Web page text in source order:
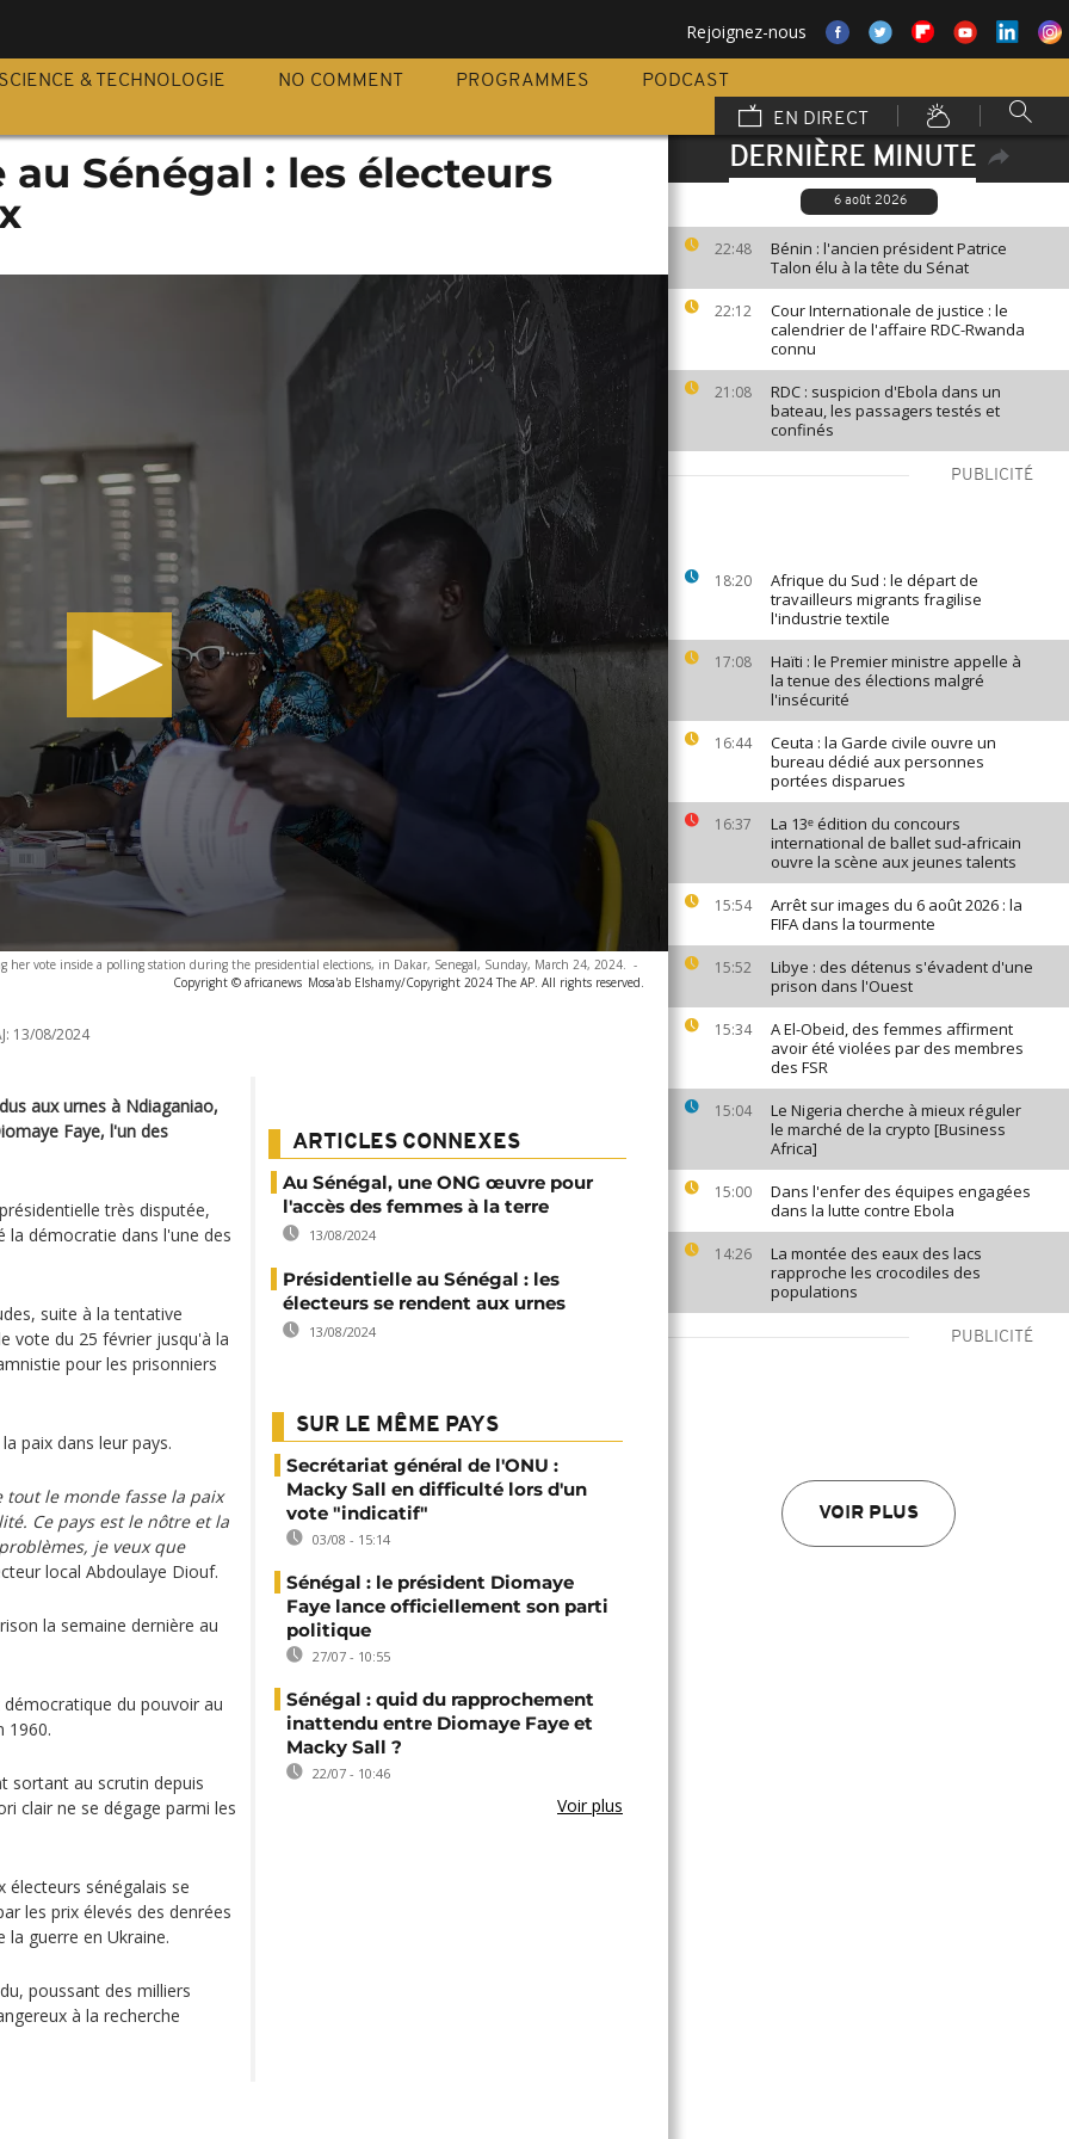
Rejoignez-nous
SCIENCE & TECHNOLOGIE NO COMMENT PROGRAMMES
PODCAST
EN DIRECT
DERNIÈRE MINUTE
6 août 2026
22:48
Bénin : l'ancien président Patrice
Talon élu à la tête du Sénat
22:12
Cour Internationale de justice : le
calendrier de l'affaire RDC-Rwanda
connu
21:08
RDC : suspicion d'Ebola dans un
bateau, les passagers testés et
confinés
PUBLICITÉ
18:20
Afrique du Sud : le départ de
travailleurs migrants fragilise
l'industrie textile
17:08
Haïti : le Premier ministre appelle à
la tenue des élections malgré
l'insécurité
16:44
Ceuta : la Garde civile ouvre un
bureau dédié aux personnes
portées disparues
16:37
La 13ᵉ édition du concours
international de ballet sud-africain
ouvre la scène aux jeunes talents
15:54
Arrêt sur images du 6 août 2026 : la
FIFA dans la tourmente
15:52
Libye : des détenus s'évadent d'une
prison dans l'Ouest
15:34
A El-Obeid, des femmes affirment
avoir été violées par des membres
des FSR
15:04
Le Nigeria cherche à mieux réguler
le marché de la crypto [Business
Africa]
15:00
Dans l'enfer des équipes engagées
dans la lutte contre Ebola
14:26
La montée des eaux des lacs
rapproche les crocodiles des
populations
PUBLICITÉ
VOIR PLUS
Sénégal : les électeurs
her vote inside a polling station during the presidential elections, in Dakar, Senegal, Sunday, March 24, 2024. -
Copyright © africanews Mosa'ab Elshamy/Copyright 2024 The AP. All rights reserved.
13/08/2024
aux urnes à Ndiaganiao,
Faye, l'un des
très disputée,
démocratie dans l'une des
suite à la tentative
vote du 25 février jusqu'à la
pour les prisonniers
paix dans leur pays.
tout le monde fasse la paix
Ce pays est le nôtre et la
je veux que
local Abdoulaye Diouf.
la semaine dernière au
du pouvoir au
1960.
sortant au scrutin depuis
clair ne se dégage parmi les
sénégalais se
les prix élevés des denrées
guerre en Ukraine.
poussant des milliers
à la recherche
ARTICLES CONNEXES
Au Sénégal, une ONG œuvre pour
l'accès des femmes à la terre
13/08/2024
Présidentielle au Sénégal : les
électeurs se rendent aux urnes
13/08/2024
SUR LE MÊME PAYS
Secrétariat général de l'ONU :
Macky Sall en difficulté lors d'un
vote "indicatif"
03/08 - 15:14
Sénégal : le président Diomaye
Faye lance officiellement son parti
politique
27/07 - 10:55
Sénégal : quid du rapprochement
inattendu entre Diomaye Faye et
Macky Sall ?
22/07 - 10:46
Voir plus